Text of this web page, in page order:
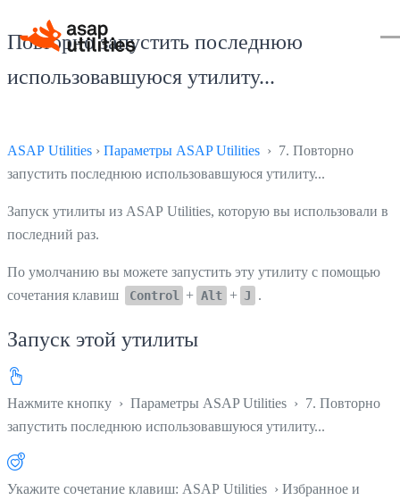
Повторно запустить последнюю
использовавшуюся утилиту...
ASAP Utilities › Параметры ASAP Utilities › 7. Повторно
запустить последнюю использовавшуюся утилиту...
Запуск утилиты из ASAP Utilities, которую вы использовали в
последний раз.
По умолчанию вы можете запустить эту утилиту с помощью
сочетания клавиш
Control + Alt + J .
Запуск этой утилиты
Нажмите кнопку › Параметры ASAP Utilities › 7. Повторно
запустить последнюю использовавшуюся утилиту...
Укажите сочетание клавиш: ASAP Utilities › Избранное и